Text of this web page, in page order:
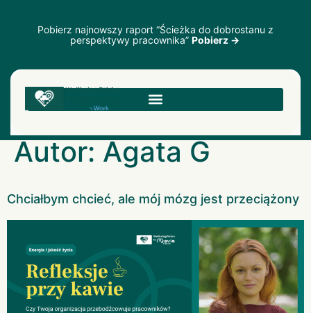
Pobierz najnowszy raport “Ścieżka do dobrostanu z
perspektywy pracownika” Pobierz →
Autor:Agata G
Chciałbym chcieć, ale mój mózg jest przeciążony